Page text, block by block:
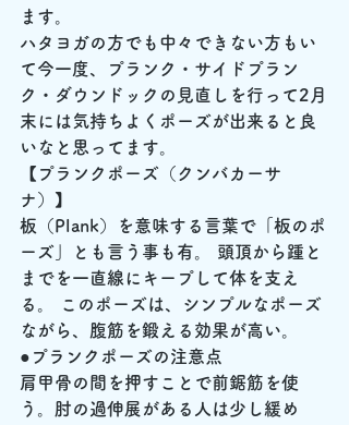
ます。
ハタヨガの方でも中々できない方もい
て今一度、プランク・サイドプラン
ク・ダウンドックの見直しを行って2月
末には気持ちよくポーズが出来ると良
いなと思ってます。
【プランクポーズ（クンバカーサ
ナ）】
板（Plank）を意味する言葉で「板のポ
ーズ」とも言う事も有。 頭頂から踵と
までを一直線にキープして体を支え
る。 このポーズは、シンプルなポーズ
ながら、腹筋を鍛える効果が高い。
● プランクポーズの注意点
肩甲骨の間を押すことで前鋸筋を使
う。肘の過伸展がある人は少し緩め